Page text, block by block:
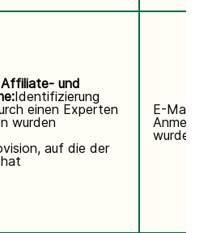
und
Identifizierung
einen Experten
wurden
auf die der
E-Mail-
wurde.